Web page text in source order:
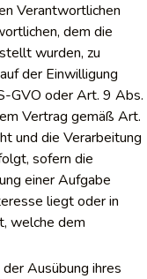
Verantwortlichen
dem die
wurden, zu
der Einwilligung
GVO oder Art. 9 Abs.
Vertrag gemäß Art.
und die Verarbeitung
sofern die
einer Aufgabe
liegt oder in
welche dem
Ausübung ihres